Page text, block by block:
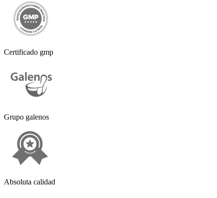
Certificado gmp
Grupo galenos
Absoluta calidad